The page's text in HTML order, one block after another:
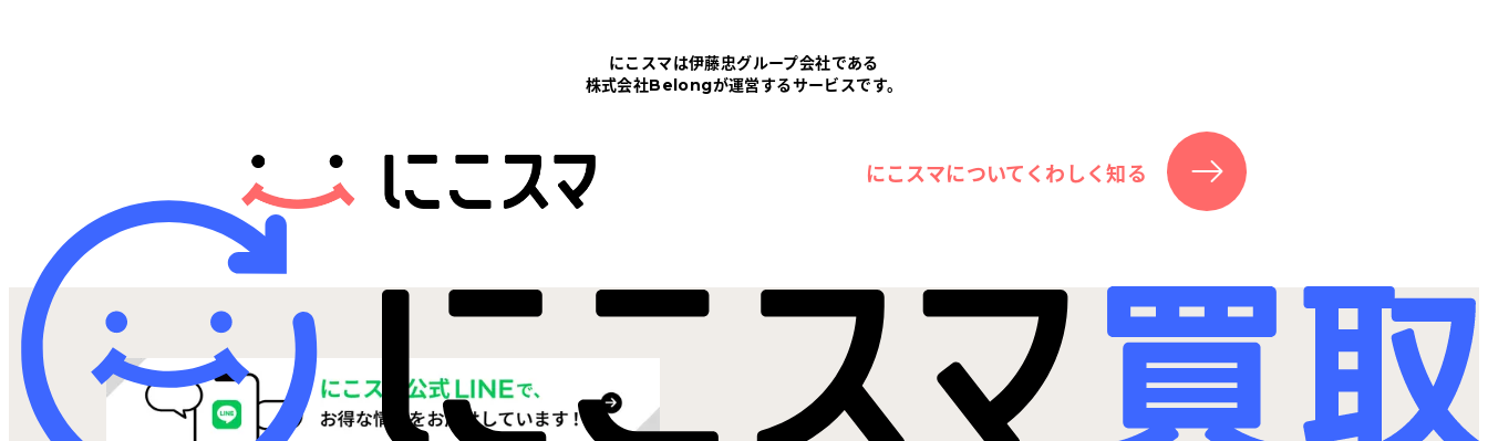
ニュース
にこスマ通信
マイページ
にこスマは伊藤忠グループ会社である
株式会社Belongが運営するサービスです。
にこスマについてくわしく知る